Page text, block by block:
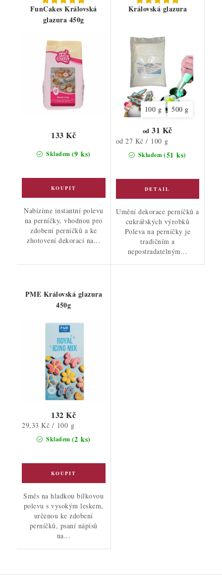
FunCakes Královská
glazura 450g
Skladem (9 ks)
133 Kč
Nabízíme instantní polevu
na perníčky, vhodnou pro
zdobení perníčků a ke
zhotovení dekorací na...
Královská glazura
100 g 500 g
Skladem(51 ks)
od 31 Kč
Měrná
cena:
od 27 Kč / 100 g
Umění dekorace perníčků a
cukrářských výrobků
Poleva na perníčky je
tradičním a
nepostradatelným...
PME Královská glazura
450g
Skladem (2 ks)
132 Kč
Měrná
29,33 Kč / 100 g
Směs na hladkou bílkovou
polevu s vysokým leskem,
určenou ke zdobení
perníčků, psaní nápisů
na...